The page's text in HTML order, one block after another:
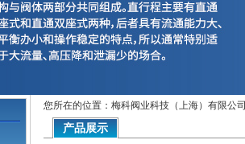
您所在的位置：梅科阀业科技（上海）有限公
产品展示